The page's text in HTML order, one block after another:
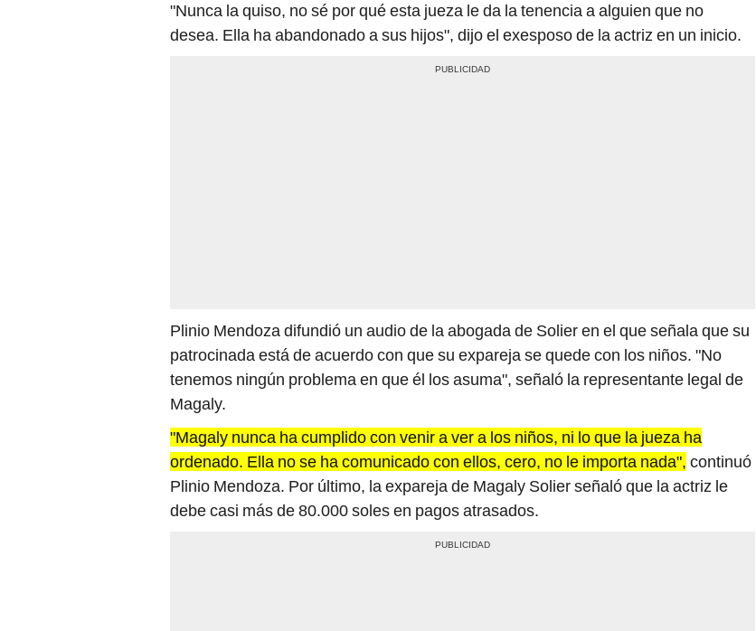
"Nunca la quiso, no sé por qué esta jueza le da la tenencia a alguien que no
desea. Ella ha abandonado a sus hijos", dijo el exesposo de la actriz en un inicio.
Plinio Mendoza difundió un audio de la abogada de Solier en el que señala que su
patrocinada está de acuerdo con que su expareja se quede con los niños. "No
tenemos ningún problema en que él los asuma", señaló la representante legal de
Magaly.
"Magaly nunca ha cumplido con venir a ver a los niños, ni lo que la jueza ha
ordenado. Ella no se ha comunicado con ellos, cero, no le importa nada", continuó
Plinio Mendoza. Por último, la expareja de Magaly Solier señaló que la actriz le
debe casi más de 80.000 soles en pagos atrasados.